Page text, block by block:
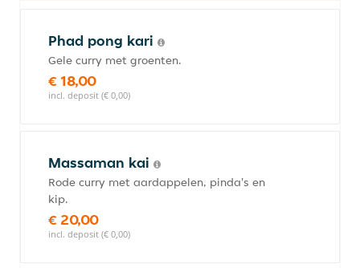
Phad pong kari
Gele curry met groenten.
€ 18,00
incl. deposit (€ 0,00)
Massaman kai
Rode curry met aardappelen, pinda's en
kip.
€ 20,00
incl. deposit (€ 0,00)